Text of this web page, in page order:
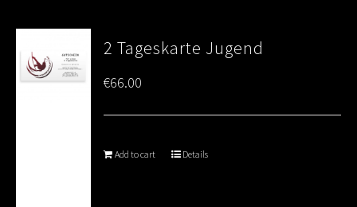
2 Tageskarte Jugend
€66.00
Add to cart Details